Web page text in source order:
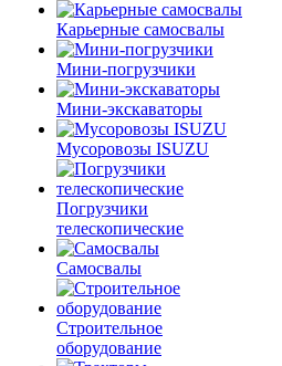
Карьерные самосвалы
Мини-погрузчики
Мини-экскаваторы
Мусоровозы ISUZU
Погрузчики
телескопические
Самосвалы
Строительное
оборудование